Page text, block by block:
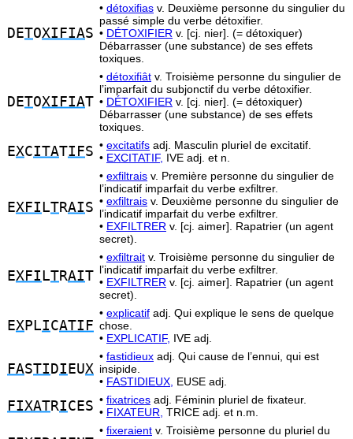
DETOXIFIAS
• détoxifias v. Deuxième personne du singulier du
passé simple du verbe détoxifier.
• DÉTOXIFIER v. [cj. nier]. (= détoxiquer)
Débarrasser (une substance) de ses effets
toxiques.
DETOXIFIAT
• détoxifiât v. Troisième personne du singulier de
l’imparfait du subjonctif du verbe détoxifier.
• DÉTOXIFIER v. [cj. nier]. (= détoxiquer)
Débarrasser (une substance) de ses effets
toxiques.
EXCITATIFS • excitatifs adj. Masculin pluriel de excitatif.
• EXCITATIF, IVE adj. et n.
EXFI LTRAIS
• exfiltrais v. Première personne du singulier de
l’indicatif imparfait du verbe exfiltrer.
• exfiltrais v. Deuxième personne du singulier de
l’indicatif imparfait du verbe exfiltrer.
• EXFILTRER v. [cj. aimer]. Rapatrier (un agent
secret).
EXFI LTRAIT
• exfiltrait v. Troisième personne du singulier de
l’indicatif imparfait du verbe exfiltrer.
• EXFILTRER v. [cj. aimer]. Rapatrier (un agent
secret).
EXPLICATIF
• explicatif adj. Qui explique le sens de quelque
chose.
• EXPLICATIF, IVE adj.
FASTI DI EUX
• fastidieux adj. Qui cause de l’ennui, qui est
insipide.
• FASTIDIEUX, EUSE adj.
FIXATRICES • fixatrices adj. Féminin pluriel de fixateur.
• FIXATEUR, TRICE adj. et n.m.
• fixeraient v. Troisième personne du pluriel du